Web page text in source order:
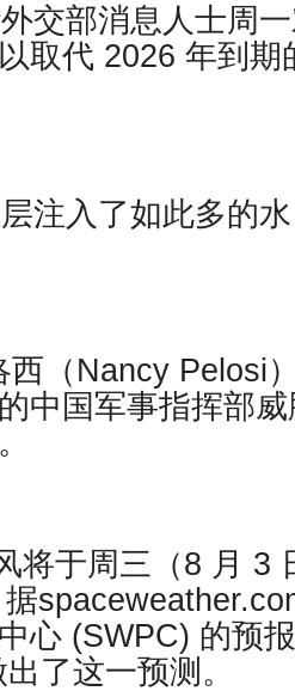
交部消息人士周
取代 2026 年到期
注入了如此多的
（Nancy Pelosi
中国军事指挥部
将于周三（8 月 3
心 (SWPC) 的预
了这一预测。